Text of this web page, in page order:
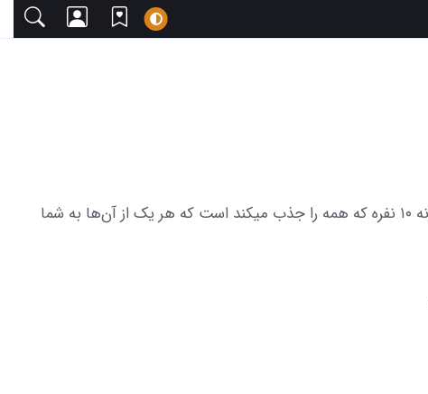
در اینجا شما را به تماشای مجموعه‌ای از عکس‌های متنوع و زیبا دعوت می‌کنیم. این مجموعه شامل 34 عکس پروفایل گروه دخترانه ۱۰ نفره که همه را جذب میکند است که هر یک از آن‌ها به شما